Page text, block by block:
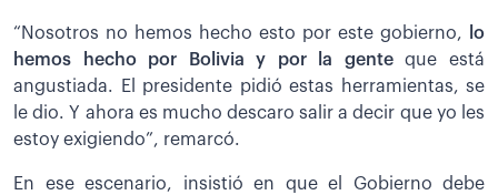
“Nosotros no hemos hecho esto por este gobierno, lo
hemos hecho por Bolivia y por la genteque está
angustiada. El presidente pidió estas herramientas, se
le dio. Y ahora es mucho descaro salir a decir que yo les
estoy exigiendo”, remarcó.
En ese escenario, insistió en que el Gobierno debe